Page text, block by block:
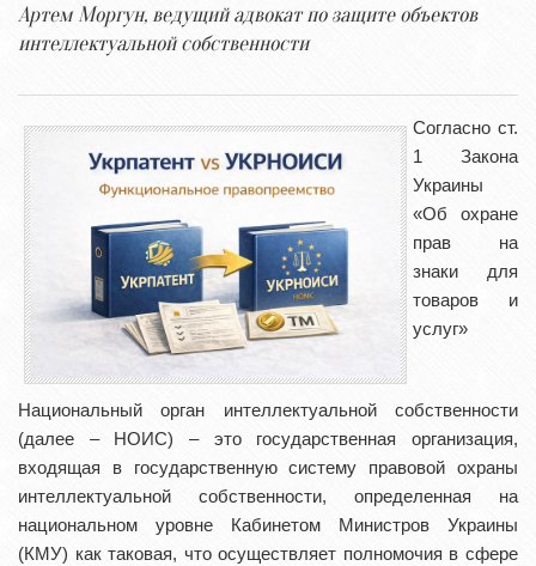
Артем Моргун, ведущий адвокат по защите объектов
интеллектуальной собственности
Согласно ст.
1 Закона
Украины
«Об охране
прав на
знаки для
товаров и
услуг»
Национальный орган интеллектуальной собственности
(далее – НОИС) – это государственная организация,
входящая в государственную систему правовой охраны
интеллектуальной собственности, определенная на
национальном уровне Кабинетом Министров Украины
(КМУ) как таковая, что осуществляет полномочия в сфере